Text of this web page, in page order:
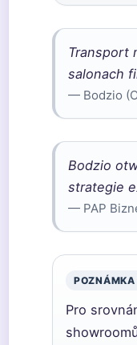
Transport
salonach
— Bodzio
Bodzio
strategie
— PAP
POZNÁMKA
Pro